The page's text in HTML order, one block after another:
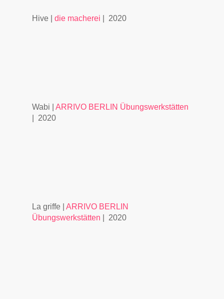
Hive |die macherei | 2020
Wabi |ARRIVO BERLIN Übungswerkstätten
| 2020
La griffe |ARRIVO BERLIN
Übungswerkstätten | 2020